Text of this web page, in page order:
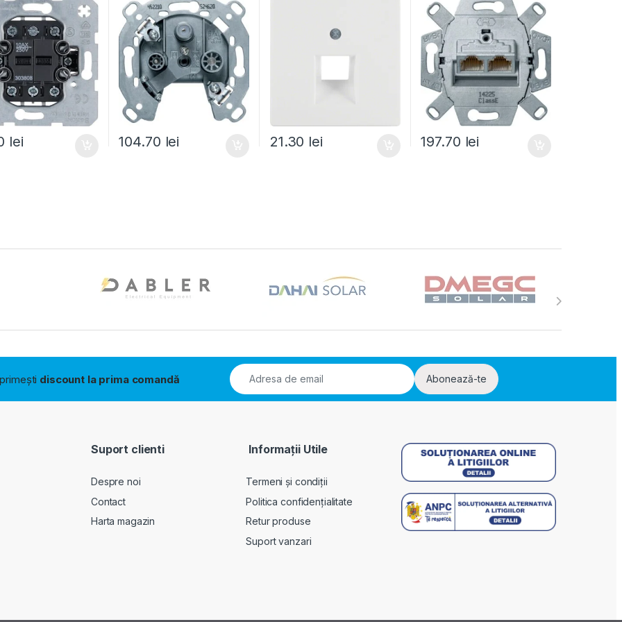
lei 104.70 lei 21.30 lei 197.70 lei
discount la prima comandă Abonează-te
Suport clienti
Despre noi
Contact
Harta magazin
Informații Utile
Termeni și condiții
Politica confidențialitate
Retur produse
Suport vanzari